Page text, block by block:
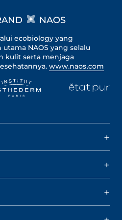
NAOS
ecobiology yang
NAOS yang selalu
kulit serta menjaga
www.naos.com